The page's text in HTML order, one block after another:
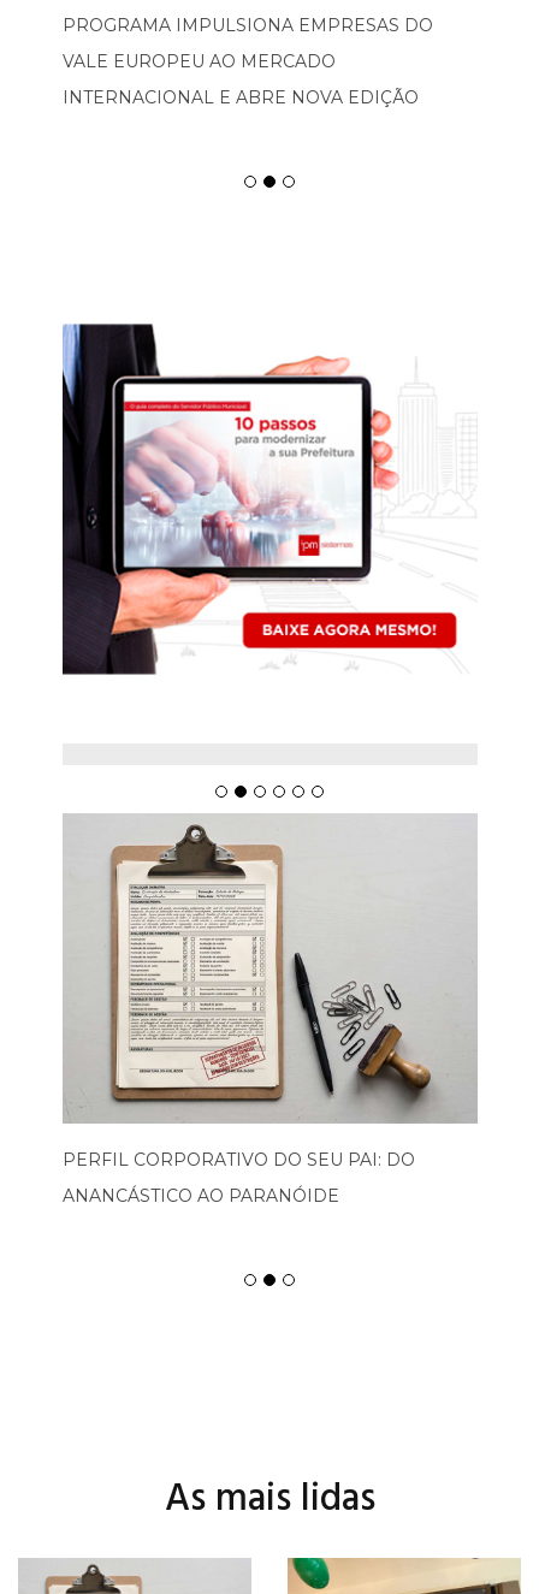
PROGRAMA IMPULSIONA EMPRESAS DO
VALE EUROPEU AO MERCADO
INTERNACIONAL E ABRE NOVA EDIÇÃO
PERFIL CORPORATIVO DO SEU PAI: DO
ANANCÁSTICO AO PARANÓIDE
As mais lidas